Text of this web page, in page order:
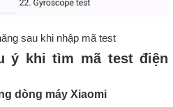
sau khi nhập mã test
ý khi tìm mã test điện
dòng máy Xiaomi